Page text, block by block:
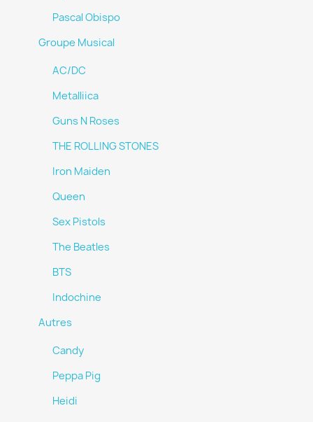
Pascal Obispo
Groupe Musical
AC/DC
Metalliica
Guns N Roses
THE ROLLING STONES
Iron Maiden
Queen
Sex Pistols
The Beatles
BTS
Indochine
Autres
Candy
Peppa Pig
Heidi